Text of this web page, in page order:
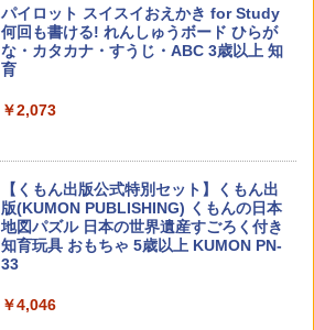
カウンセリングとは何か 変化するという
こと (講談社現代新書 2787)
￥1,540
先生のためのGoogle AI完全攻略図鑑
￥-
パイロット スイスイおえかき for Study
何回も書ける! れんしゅうボード ひらが
な・カタカナ・すうじ・ABC 3歳以上 知
育
￥2,073
【くもん出版公式特別セット】くもん出
版(KUMON PUBLISHING) くもんの日本
地図パズル 日本の世界遺産すごろく付き
知育玩具 おもちゃ 5歳以上 KUMON PN-
33
￥4,046